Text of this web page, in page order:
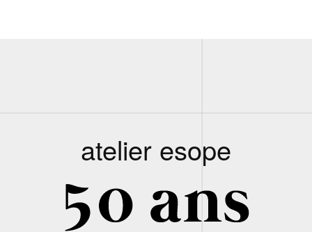
atelier esope